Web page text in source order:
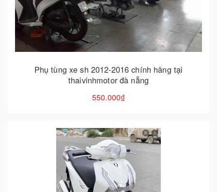
Phụ tùng xe sh 2012-2016 chính hãng tại
thaivinhmotor đà nẵng
550.000₫
Cho vào giỏ hàng